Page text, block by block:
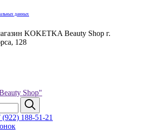
данных
KOKETKA Beauty Shop г.
128
(922) 188-51-21